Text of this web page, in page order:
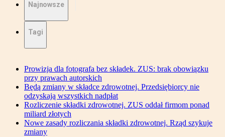
Najnowsze
Tagi
Prowizja dla fotografa bez składek. ZUS: brak obowiązku
przy prawach autorskich
Będą zmiany w składce zdrowotnej. Przedsiębiorcy nie
odzyskają wszystkich nadpłat
Rozliczenie składki zdrowotnej. ZUS oddał firmom ponad
miliard złotych
Nowe zasady rozliczania składki zdrowotnej. Rząd szykuje
zmiany